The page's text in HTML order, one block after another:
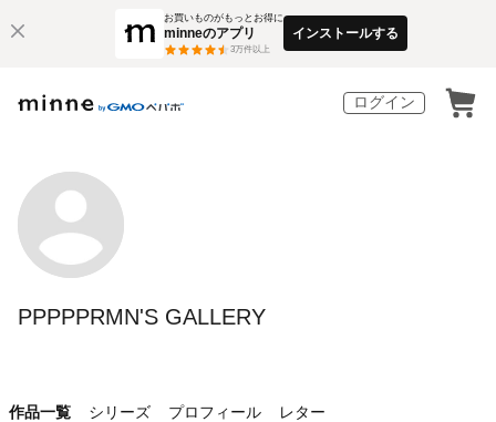
お買いものがもっとお得に
minneのアプリ
3万件以上
インストールする
ログイン
PPPPPRMN'S GALLERY
作品一覧 シリーズ プロフィール レター